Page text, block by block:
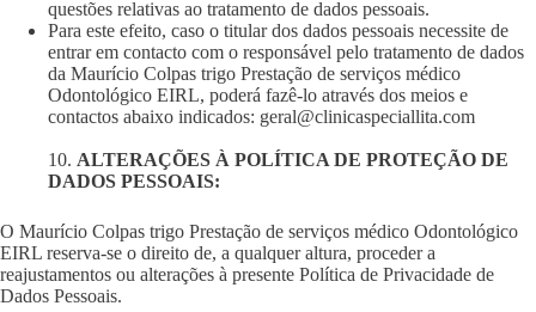
questões relativas ao tratamento de dados pessoais.
Para este efeito, caso o titular dos dados pessoais necessite de
entrar em contacto com o responsável pelo tratamento de dados
da Maurício Colpas trigo Prestação de serviços médico
Odontológico EIRL, poderá fazê-lo através dos meios e
contactos abaixo indicados: geral@clinicaspeciallita.com
10. ALTERAÇÕES À POLÍTICA DE PROTEÇÃO DE
DADOS PESSOAIS:
O Maurício Colpas trigo Prestação de serviços médico Odontológico
EIRL reserva-se o direito de, a qualquer altura, proceder a
reajustamentos ou alterações à presente Política de Privacidade de
Dados Pessoais.